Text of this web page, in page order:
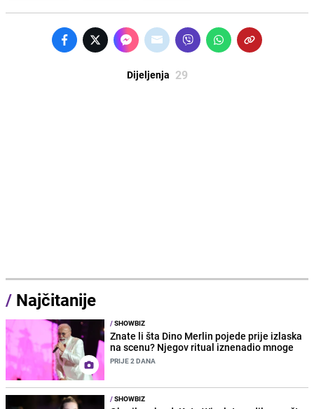
Dijeljenja 29
/ Najčitanije
/SHOWBIZ
Znate li šta Dino Merlin pojede prije izlaska
na scenu? Njegov ritual iznenadio mnoge
PRIJE 2 DANA
/SHOWBIZ